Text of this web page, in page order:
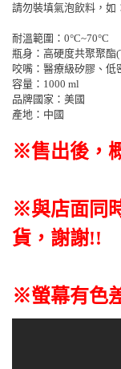
請勿裝填氣泡飲料，如
耐溫範圍：0°C~70°C
瓶身：高硬度共聚聚酯
咬嘴：醫療級矽膠、低
容量：1000 ml
品牌國家：美國
產地：中國
※售出後，
※與店面同
貨，謝謝!!
※螢幕有色